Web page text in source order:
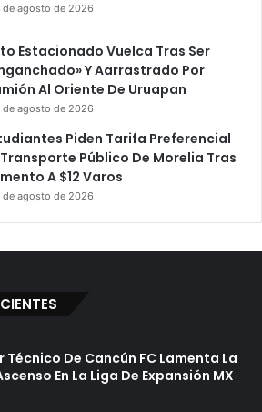
de agosto de 2026
Estacionado Vuelca Tras Ser
Y Aarrastrado Por
Al Oriente De Uruapan
de agosto de 2026
Piden Tarifa Preferencial
Transporte Público De Morelia Tras
A $12 Varos
de agosto de 2026
De Cancún FC Lamenta La
En La Liga De Expansión MX